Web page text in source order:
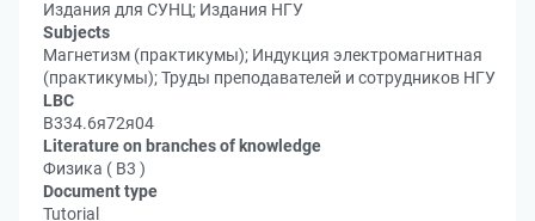
Издания для СУНЦ; Издания НГУ
Subjects
Магнетизм (практикумы); Индукция электромагнитная
(практикумы); Труды преподавателей и сотрудников НГУ
LBC
В334.6я72я04
Literature on branches of knowledge
Физика ( В3 )
Document type
Tutorial